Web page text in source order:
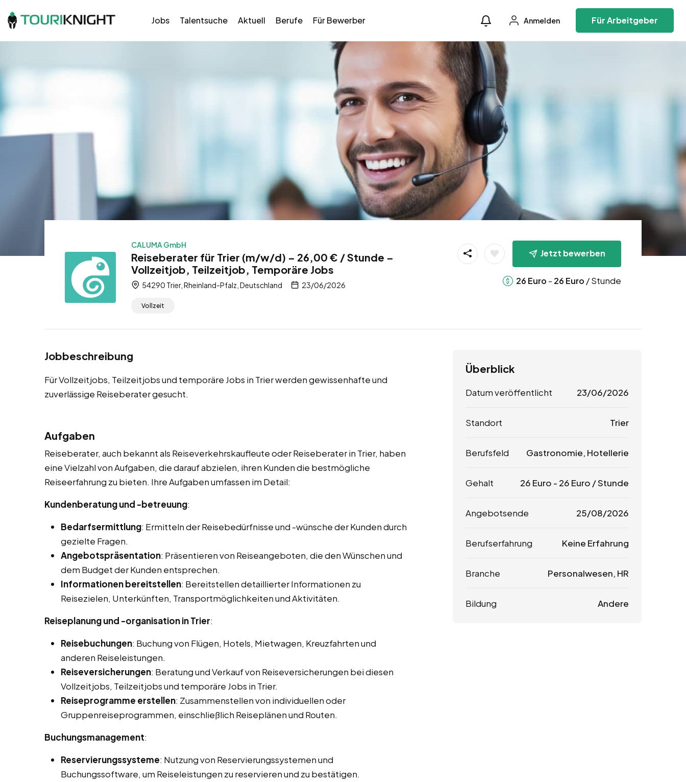
Jobs Talentsuche Aktuell Berufe Für Bewerber Anmelden Für Arbeitgeber
CALUMA GmbH
Reiseberater für Trier (m/w/d) – 26,00 € / Stunde –
Vollzeitjob, Teilzeitjob, Temporäre Jobs
54290 Trier, Rheinland-Pfalz, Deutschland 23/06/2026
Vollzeit
Jetzt bewerben
26 Euro - 26 Euro / Stunde
Jobbeschreibung
Für Vollzeitjobs, Teilzeitjobs und temporäre Jobs in Trier werden gewissenhafte und
zuverlässige Reiseberater gesucht.
Aufgaben
Reiseberater, auch bekannt als Reiseverkehrskaufleute oder Reiseberater in Trier, haben
eine Vielzahl von Aufgaben, die darauf abzielen, ihren Kunden die bestmögliche
Reiseerfahrung zu bieten. Ihre Aufgaben umfassen im Detail:
Kundenberatung und -betreuung:
Bedarfsermittlung: Ermitteln der Reisebedürfnisse und -wünsche der Kunden durch
gezielte Fragen.
Angebotspräsentation: Präsentieren von Reiseangeboten, die den Wünschen und
dem Budget der Kunden entsprechen.
Informationen bereitstellen: Bereitstellen detaillierter Informationen zu
Reisezielen, Unterkünften, Transportmöglichkeiten und Aktivitäten.
Reiseplanung und -organisation in Trier:
Reisebuchungen: Buchung von Flügen, Hotels, Mietwagen, Kreuzfahrten und
anderen Reiseleistungen.
Reiseversicherungen: Beratung und Verkauf von Reiseversicherungen bei diesen
Vollzeitjobs, Teilzeitjobs und temporäre Jobs in Trier.
Reiseprogramme erstellen: Zusammenstellen von individuellen oder
Gruppenreiseprogrammen, einschließlich Reiseplänen und Routen.
Buchungsmanagement:
Reservierungssysteme: Nutzung von Reservierungssystemen und
Buchungssoftware, um Reiseleistungen zu reservieren und zu bestätigen.
Überblick
Datum veröffentlicht 23/06/2026
Standort Trier
Berufsfeld Gastronomie, Hotellerie
Gehalt 26 Euro - 26 Euro / Stunde
Angebotsende 25/08/2026
Berufserfahrung Keine Erfahrung
Branche Personalwesen, HR
Bildung Andere